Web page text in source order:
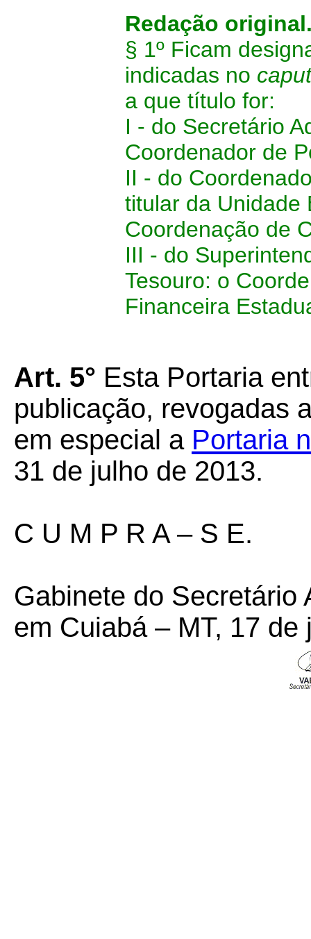
Redação
§ 1º Ficam
indicadas no caput
a que título for:
I - do Secretário
Coordenador de
II - do
titular da Unidade
Coordenação de
III - do
Tesouro: o
Financeira
Art. 5° Esta Portaria
publicação, revogadas
em especial a Portaria
31 de julho de 2013.
C U M P R A – S E.
Gabinete do Secretário
em Cuiabá – MT, 17 de